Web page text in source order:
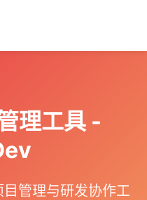
理工具 -
管理与研发协作工